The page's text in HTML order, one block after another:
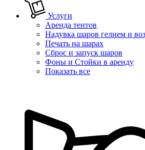
Услуги
Аренда тентов
Надувка шаров гелием и
Печать на шарах
Сброс и запуск шаров
Фоны и Стойки в аренду
Показать все